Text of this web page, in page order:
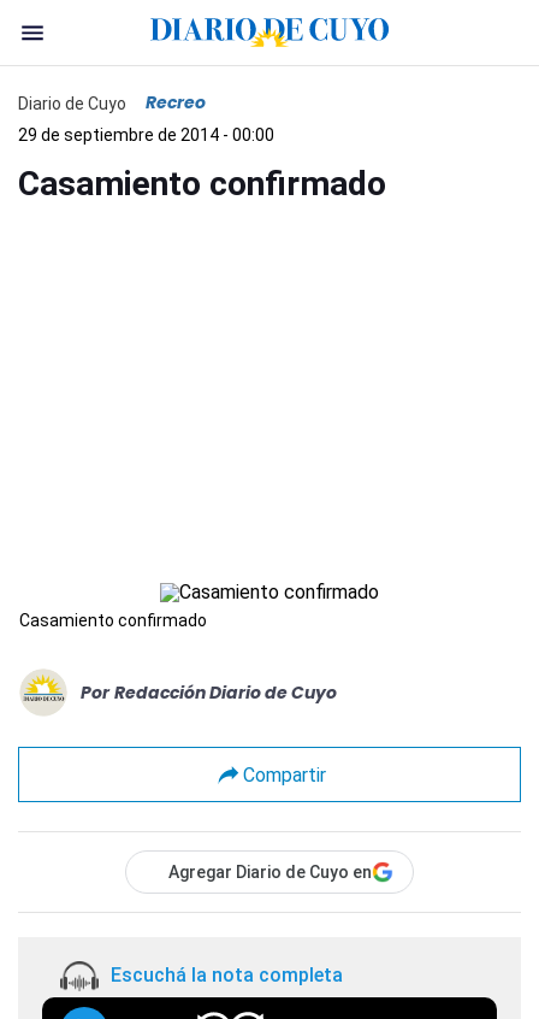
Diario de Cuyo Recreo
29 de septiembre de 2014 - 00:00
Casamiento confirmado
Casamiento confirmado
Por Redacción Diario de Cuyo
Compartir
Agregar Diario de Cuyo en
Escuchá la nota completa